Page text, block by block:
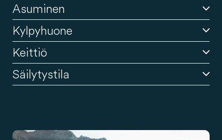
Asuminen
Kylpyhuone
Keittiö
Säilytystila